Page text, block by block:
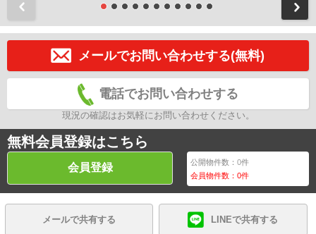
メールでお問い合わせする(無料)
電話でお問い合わせする
現況の確認はお気軽にお問い合わせください。
無料会員登録はこちら
会員登録 公開物件数：0件
会員物件数：0件
メールで共有する LINEで共有する